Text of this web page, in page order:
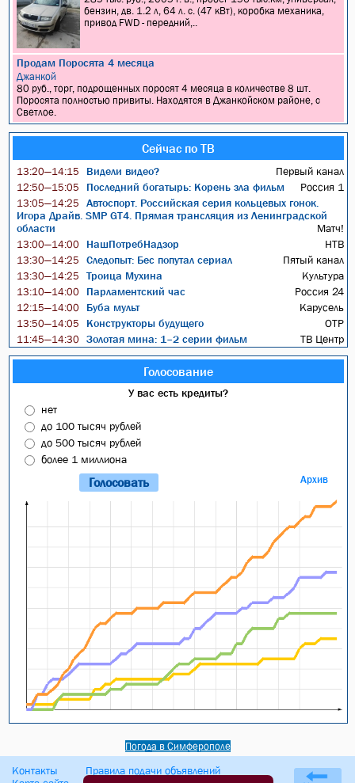
бензин, дв. 1.2 л, 64 л. с. (47 кВт), коробка механика,
привод FWD - передний,..
Продам Поросята 4 месяца
Джанкой
80 руб., торг, подрощенных поросят 4 месяца в количестве 8 шт.
Поросята полностью привиты. Находятся в Джанкойском районе, с
Светлое.
Сейчас по ТВ
13:20—14:15 Видели видео? Первый канал
12:50—15:05 Последний богатырь: Корень зла фильм Россия 1
13:05—14:25
Автоспорт. Российская серия кольцевых гонок.
Игора Драйв. SMP GT4. Прямая трансляция из Ленинградской
области
Матч!
13:00—14:00 НашПотребНадзор НТВ
13:30—14:25 Следопыт: Бес попутал сериал Пятый канал
13:30—14:25 Троица Мухина Культура
13:10—14:00 Парламентский час Россия 24
12:15—14:00 Буба мульт Карусель
13:50—14:05 Конструкторы будущего ОТР
11:45—14:30 Золотая мина: 1–2 серии фильм ТВ Центр
Голосование
У вас есть кредиты?
нет
до 100 тысяч рублей
до 500 тысяч рублей
более 1 миллиона
Архив
Погода в Симферополе
Контакты
Правила подачи объявлений